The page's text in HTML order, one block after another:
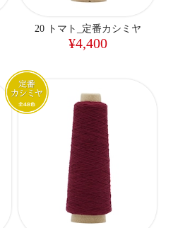
20 トマト_定番カシミヤ
¥4,400